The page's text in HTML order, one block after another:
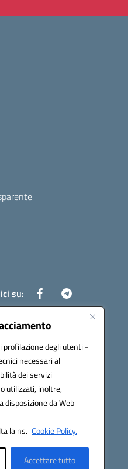
degli utenti -
necessari al
dei servizi
utilizzati, inoltre,
da Web
la ns. Cookie Policy.
Accettare tutto
su: